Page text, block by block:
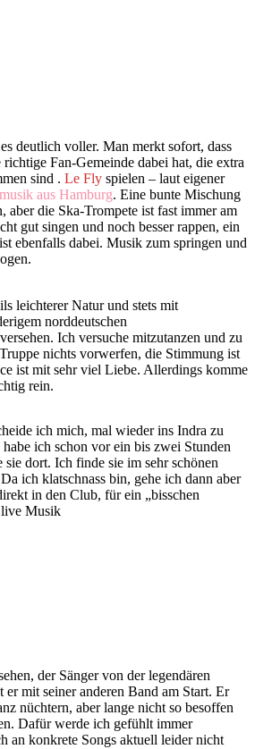
deutlich voller. Man merkt sofort, dass
Fan-Gemeinde dabei hat, die extra
sind . Le Fly spielen – laut eigener
aus Hamburg. Eine bunte Mischung
aber die Ska-Trompete ist fast immer am
gut singen und noch besser rappen, ein
ebenfalls dabei. Musik zum springen und
leichterer Natur und stets mit
norddeutschen
Ich versuche mitzutanzen und zu
nichts vorwerfen, die Stimmung ist
ist mit sehr viel Liebe. Allerdings komme
rein.
ich mich, mal wieder ins Indra zu
ich schon vor ein bis zwei Stunden
dort. Ich finde sie im sehr schönen
ich klatschnass bin, gehe ich dann aber
in den Club, für ein „bisschen
live Musik
der Sänger von der legendären
mit seiner anderen Band am Start. Er
nüchtern, aber lange nicht so besoffen
Dafür werde ich gefühlt immer
an konkrete Songs aktuell leider nicht